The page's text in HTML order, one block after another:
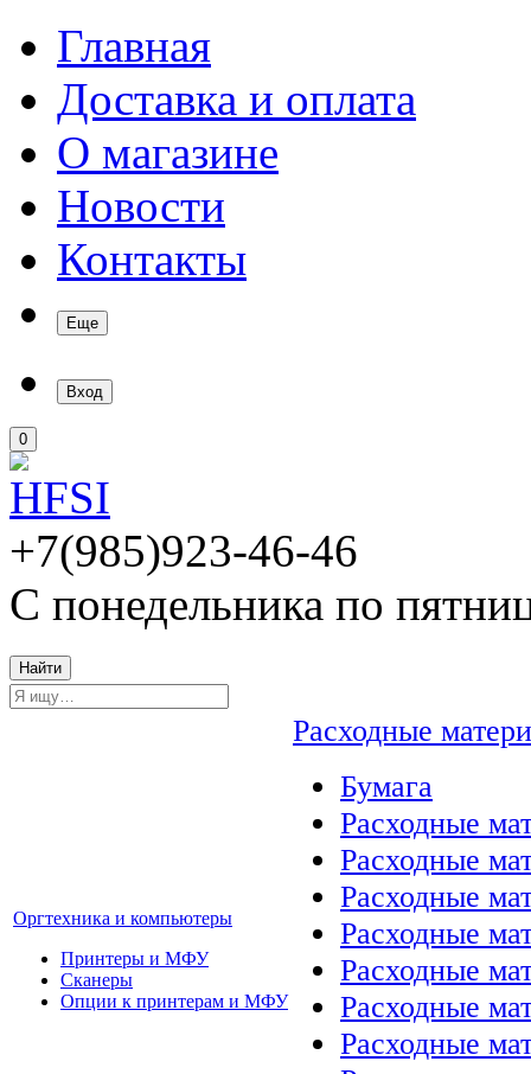
Главная
Доставка и оплата
О магазине
Новости
Контакты
Еще
Вход
0
+7(985)923-46-46
С понедельника по
Найти
Оргтехника и компьютеры
Принтеры и МФУ
Сканеры
Опции к принтерам и МФУ
Расходные
Бумага
Расходные
Расходные
Расходные
Расходные
Расходные
Расходные
Расходные